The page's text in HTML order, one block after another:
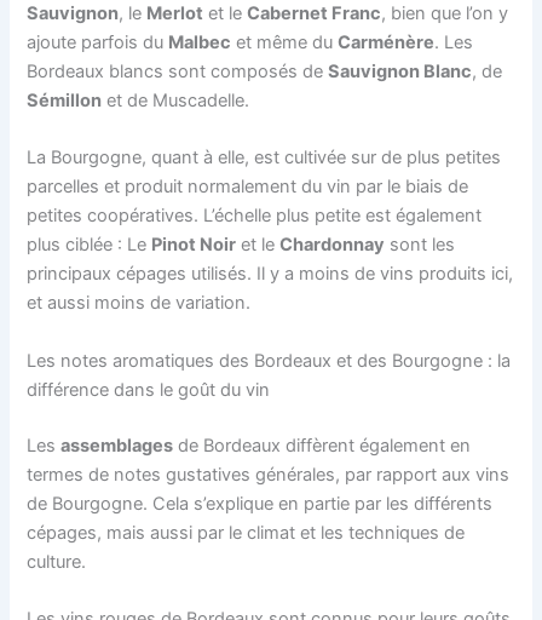
Sauvignon, le Merlot et leCabernet Franc, bien que l’on y
ajoute parfois du Malbec et même duCarménère. Les
Bordeaux blancs sont composés deSauvignon Blanc, de
Sémillon et de Muscadelle.
La Bourgogne, quant à elle, est cultivée sur de plus petites
parcelles et produit normalement du vin par le biais de
petites coopératives. L’échelle plus petite est également
plus ciblée : Le Pinot Noir et leChardonnay sont les
principaux cépages utilisés. Il y a moins de vins produits ici,
et aussi moins de variation.
Les notes aromatiques des Bordeaux et des Bourgogne : la
différence dans le goût du vin
Lesassemblages de Bordeaux diffèrent également en
termes de notes gustatives générales, par rapport aux vins
de Bourgogne. Cela s’explique en partie par les différents
cépages, mais aussi par le climat et les techniques de
culture.